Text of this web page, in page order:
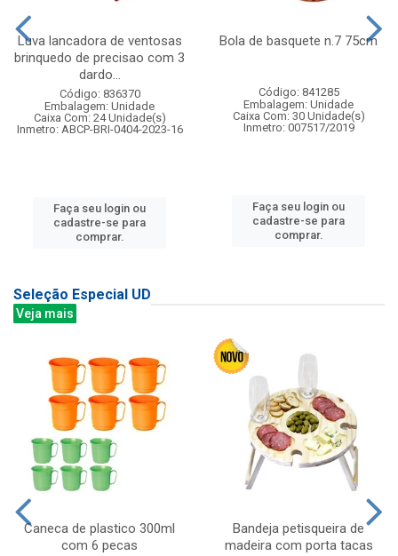
Luva lancadora de ventosas
brinquedo de precisao com 3
dardo...
Código: 836370
Embalagem: Unidade
Caixa Com: 24 Unidade(s)
Inmetro: ABCP-BRI-0404-2023-16
Faça seu login ou
cadastre-se para
comprar.
Bola de basquete n.7 75cm
Código: 841285
Embalagem: Unidade
Caixa Com: 30 Unidade(s)
Inmetro: 007517/2019
Faça seu login ou
cadastre-se para
comprar.
Seleção Especial UD
Veja mais
Caneca de plastico 300ml
com 6 pecas
Bandeja petisqueira de
madeira com porta tacas